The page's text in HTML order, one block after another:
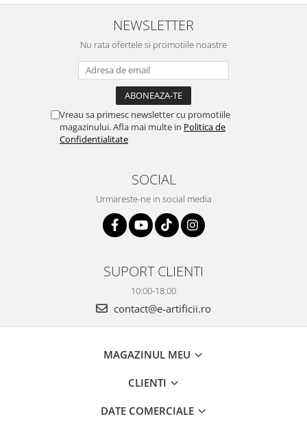
NEWSLETTER
Nu rata ofertele si promotiile noastre
Vreau sa primesc newsletter cu promotiile
magazinului. Afla mai multe in Politica de
Confidentialitate
SOCIAL
Urmareste-ne in social media
SUPORT CLIENTI
10:00-18:00
contact@e-artificii.ro
MAGAZINUL MEU
CLIENTI
DATE COMERCIALE